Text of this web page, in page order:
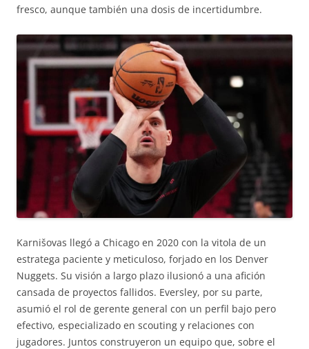
fresco, aunque también una dosis de incertidumbre.
Karnišovas llegó a Chicago en 2020 con la vitola de un
estratega paciente y meticuloso, forjado en los Denver
Nuggets. Su visión a largo plazo ilusionó a una afición
cansada de proyectos fallidos. Eversley, por su parte,
asumió el rol de gerente general con un perfil bajo pero
efectivo, especializado en scouting y relaciones con
jugadores. Juntos construyeron un equipo que, sobre el